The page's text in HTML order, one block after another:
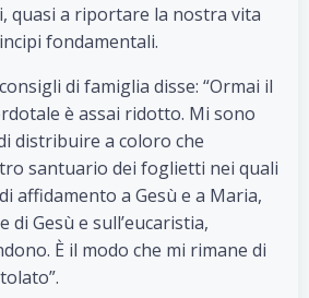
quasi a riportare la nostra vita
fondamentali.
di famiglia disse: “Ormai il
è assai ridotto. Mi sono
distribuire a coloro che
santuario dei foglietti nei quali
affidamento a Gesù e a Maria,
di Gesù e sull’eucaristia,
È il modo che mi rimane di